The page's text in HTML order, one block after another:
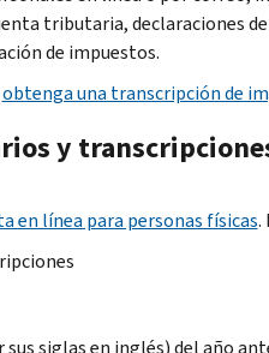
tributaria, declaraciones
de impuestos.
obtenga una transcripción de
y
en línea para personas físicas.
sus siglas en inglés) del año